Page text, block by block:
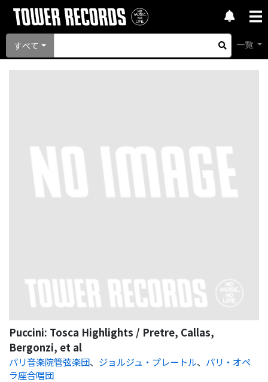
すべて 一覧
Puccini: Tosca Highlights / Pretre, Callas,
Bergonzi, et al
パリ音楽院管弦楽団、 ジョルジュ・プレートル、 パリ・オペ
ラ座合唱団